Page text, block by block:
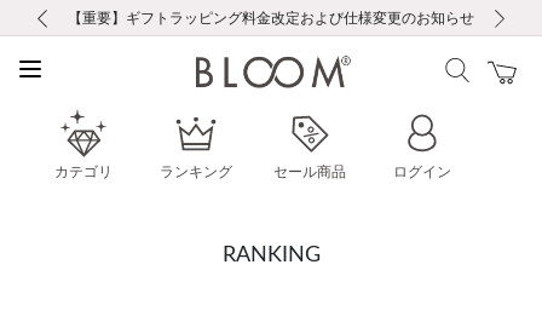
お修理・アフターサービスのご案内
【重要】令和８年熊本地震に伴う集配への影響について
【重要】ギフトラッピング料金改定および仕様変更のお知らせ
【重要】夏季休業の営業についてのご案内
税込5,500円以上で送料無料｜最短24時間以内に発送
新規会員登録で1000ポイントプレゼント！
新規LINE友だち登録で500円クーポンプレゼント
会員限定！レビュー投稿で100ポイントプレゼント
お修理・アフターサービスのご案内
【重要】令和８年熊本地震に伴う集配への影響について
カテゴリ ランキング セール商品 ログイン
RANKING